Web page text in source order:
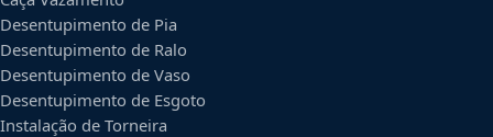
Desentupimento de Pia
Desentupimento de Ralo
Desentupimento de Vaso
Desentupimento de Esgoto
Instalação de Torneira